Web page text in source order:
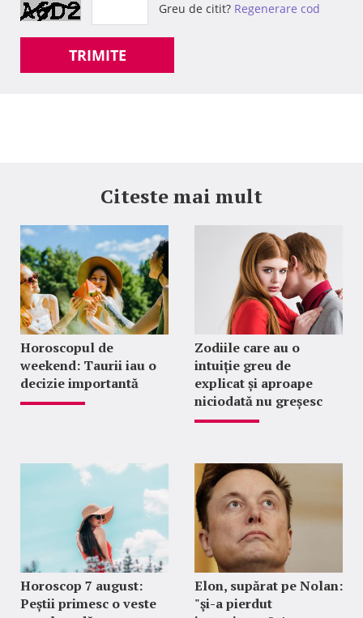
Greu de citit? Regenerare cod
TRIMITE
Citeste mai mult
Horoscopul de
weekend: Taurii iau o
decizie importantă
Zodiile care au o
intuiție greu de
explicat și aproape
niciodată nu greșesc
Horoscop 7 august:
Peștii primesc o veste
Elon, supărat pe Nolan:
"şi-a pierdut